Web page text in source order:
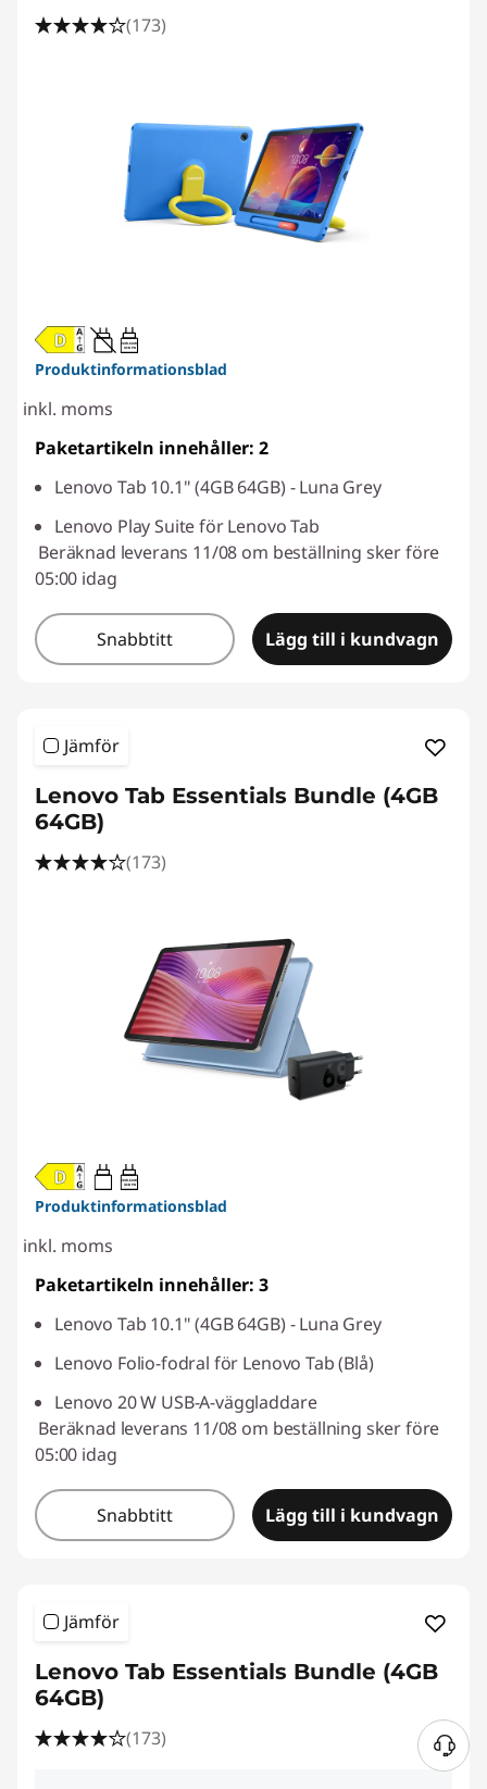
(173)
20W-60W
USB PD
Produktinformationsblad
inkl. moms
Paketartikeln innehåller: 2
Lenovo Tab 10.1" (4GB 64GB) - Luna Grey
Lenovo Play Suite för Lenovo Tab
Beräknad leverans 11/08 om beställning sker före
05:00 idag
Snabbtitt Lägg till i kundvagn
Jämför
Lenovo Tab Essentials Bundle (4GB
64GB)
(173)
20W-60W
USB PD
Produktinformationsblad
inkl. moms
Paketartikeln innehåller: 3
Lenovo Tab 10.1" (4GB 64GB) - Luna Grey
Lenovo Folio-fodral för Lenovo Tab (Blå)
Lenovo 20 W USB-A-väggladdare
Beräknad leverans 11/08 om beställning sker före
05:00 idag
Snabbtitt Lägg till i kundvagn
Jämför
Lenovo Tab Essentials Bundle (4GB
64GB)
(173)